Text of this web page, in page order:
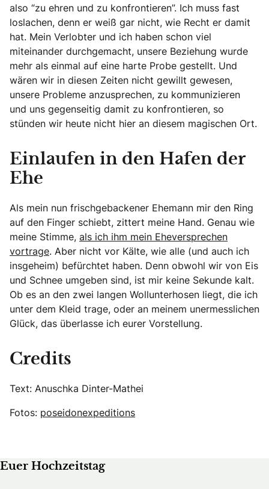
also “zu ehren und zu konfrontieren”. Ich muss fast
loslachen, denn er weiß gar nicht, wie Recht er damit
hat. Mein Verlobter und ich haben schon viel
miteinander durchgemacht, unsere Beziehung wurde
mehr als einmal auf eine harte Probe gestellt. Und
wären wir in diesen Zeiten nicht gewillt gewesen,
unsere Probleme anzusprechen, zu kommunizieren
und uns gegenseitig damit zu konfrontieren, so
stünden wir heute nicht hier an diesem magischen Ort.
Einlaufen in den Hafen der
Ehe
Als mein nun frischgebackener Ehemann mir den Ring
auf den Finger schiebt, zittert meine Hand. Genau wie
meine Stimme, als ich ihm mein Eheversprechen
vortrage. Aber nicht vor Kälte, wie alle (und auch ich
insgeheim) befürchtet haben. Denn obwohl wir von Eis
und Schnee umgeben sind, ist mir keine Sekunde kalt.
Ob es an den zwei langen Wollunterhosen liegt, die ich
unter dem Kleid trage, oder an meinem unermesslichen
Glück, das überlasse ich eurer Vorstellung.
Credits
Text: Anuschka Dinter-Mathei
Fotos: poseidonexpeditions
Euer Hochzeitstag